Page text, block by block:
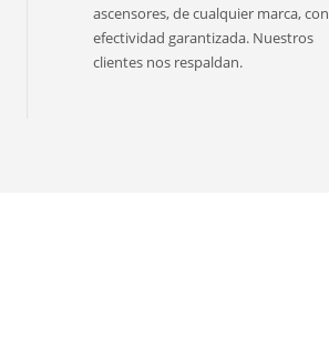
ascensores, de cualquier marca, con
efectividad garantizada. Nuestros
clientes nos respaldan.